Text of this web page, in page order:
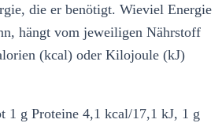
die er benötigt. Wieviel Energie
hängt vom jeweiligen Nährstoff
(kcal) oder Kilojoule (kJ)
1 g Proteine 4,1 kcal/17,1 kJ, 1 g